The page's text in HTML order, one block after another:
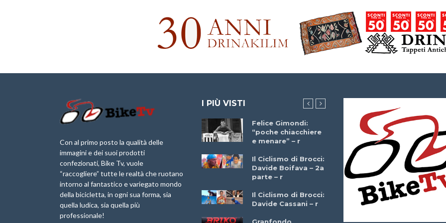
Con al primo posto la qualità delle
immagini e dei suoi prodotti
confezionati, Bike Tv, vuole
“raccogliere” tutte le realtà che ruotano
intorno al fantastico e variegato mondo
della bicicletta, in ogni sua forma, sia
quella ludica, sia quella più
professionale!
I PIÙ VISTI
Briko Torino – 11
Maggio 2025 – r
Minerva Edizioni e
Marathon 2025”
IX Ed. “Tra
Borghi&Castelli” –
Anteprima
1a Edizione
Granfondo
Felice Gimondi:
“poche chiacchiere
e menare” – r
Il Ciclismo di Brocci:
Davide Boifava – 2a
parte – r
Il Ciclismo di Brocci:
Davide Cassani – r
Brocci Incontra
Giuseppe Martinelli
– r
Che cos’è il
triathlon? Con
Simone Diamantini
– r